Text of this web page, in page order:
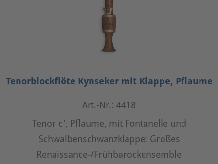
Tenorblockflöte Kynseker mit Klappe, Pflaume
Art.-Nr.: 4418
Tenor c', Pflaume, mit Fontanelle und
Schwalbenschwanzklappe: Großes
Renaissance-/Frühbarockensemble